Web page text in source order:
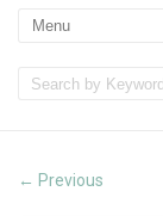
← Previous